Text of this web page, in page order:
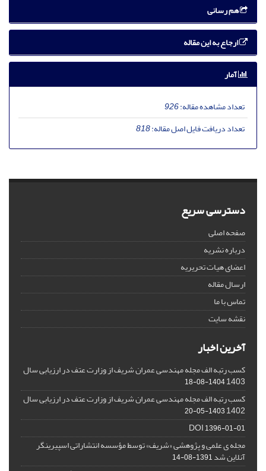
هم رسانی
ارجاع به این مقاله
آمار
تعداد مشاهده مقاله:926
تعداد دریافت فایل اصل مقاله:818
دسترسی سریع
صفحه اصلی
درباره نشریه
اعضای هیات تحریریه
ارسال مقاله
تماس با ما
نقشه سایت
آخرین اخبار
کسب رتبه الف مجله مهندسی عمران شریف از وزارت عتف در ارزیابی سال
1403
1404-08-18
کسب رتبه الف مجله مهندسی عمران شریف از وزارت عتف در ارزیابی سال
1402
1403-05-20
DOI1396-01-01
مجله ی علمی و پژوهشی «شریف» توسط مؤسسه انتشاراتی اسپیرینگر
آنلاین شد1391-08-14